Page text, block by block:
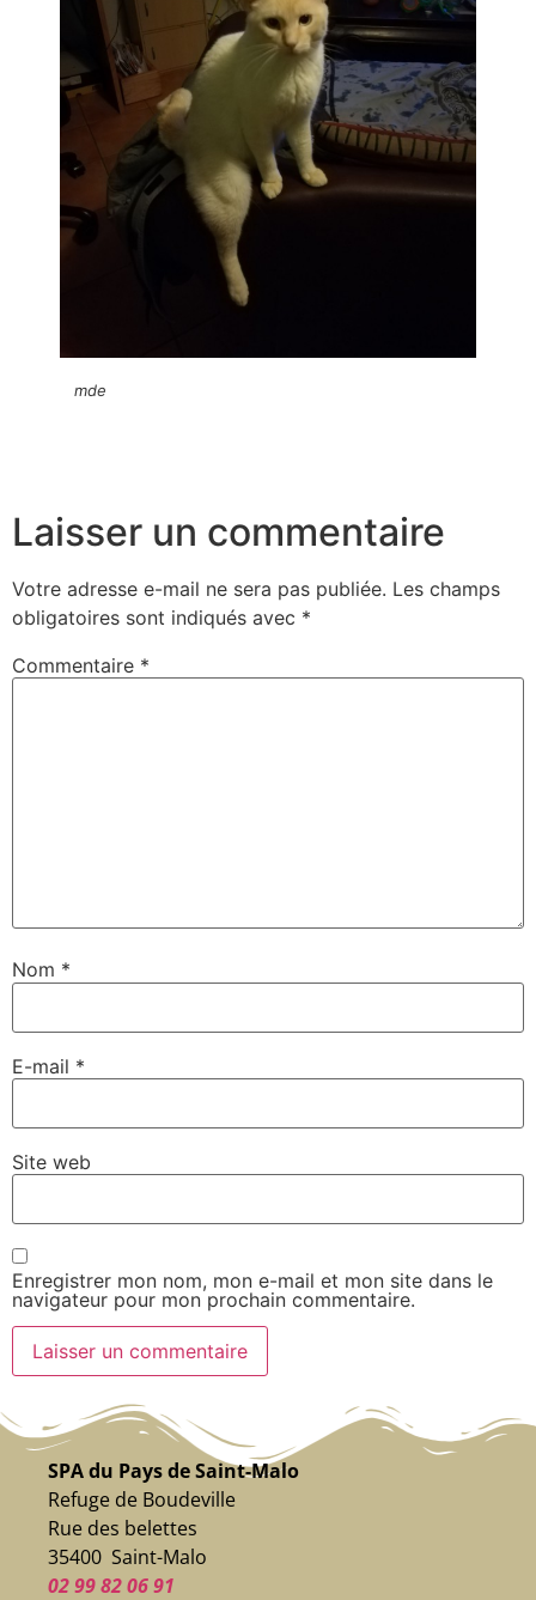
mde
Laisser un commentaire
Votre adresse e-mail ne sera pas publiée. Les champs
obligatoires sont indiqués avec *
Commentaire *
Nom *
E-mail *
Site web
Enregistrer mon nom, mon e-mail et mon site dans le
navigateur pour mon prochain commentaire.
SPA du Pays de Saint-Malo
Refuge de Boudeville
Rue des belettes
35400 Saint-Malo
02 99 82 06 91